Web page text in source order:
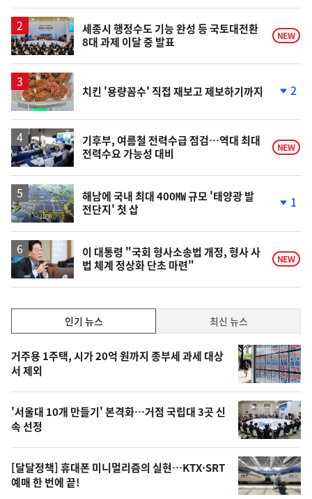
상
승
세종시 행정수도 기능 완성 등 국토대전환
8대 과제 이달 중 발표
NEW
치킨 '용량꼼수' 직접 재보고 제보하기까지
하
락
2
기후부, 여름철 전력수급 점검…역대 최대
전력수요 가능성 대비
NEW
해남에 국내 최대 400㎿ 규모 '태양광 발
전단지' 첫 삽
하
락
1
이 대통령 "국회 형사소송법 개정, 형사 사
법 체계 정상화 단초 마련"
NEW
기,
최
신,
오
늘
의
영
상
인기 뉴스 최신 뉴스
인
기
뉴
스
거주용 1주택, 시가 20억 원까지 종부세 과세 대상
서 제외
'서울대 10개 만들기' 본격화…거점 국립대 3곳 신
속 선정
[달달정책] 휴대폰 미니멀리즘의 실현…KTX·SRT
예매 한 번에 끝!